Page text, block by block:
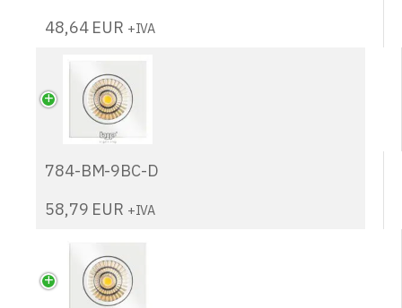
48,64 EUR +IVA
784-BM-9BC-D
58,79 EUR +IVA